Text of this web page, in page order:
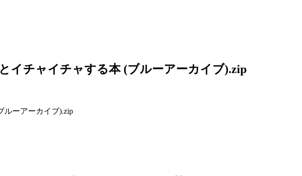
イチャイチャする本 (ブルーアーカイブ).zip
ルーアーカイブ).zip